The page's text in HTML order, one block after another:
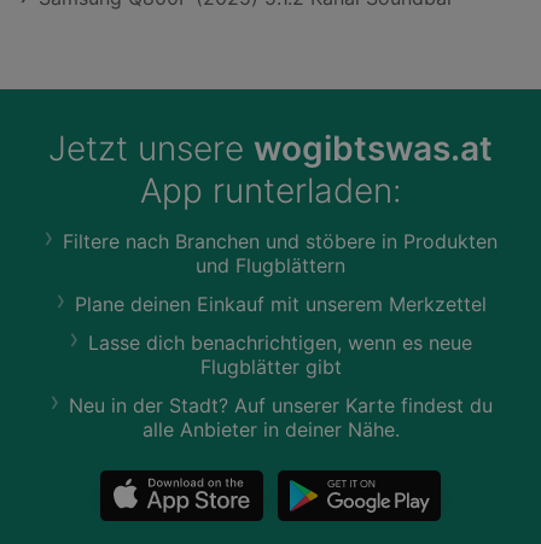
Jetzt unsere wogibtswas.at
App runterladen:
Filtere nach Branchen und stöbere in Produkten
und Flugblättern
Plane deinen Einkauf mit unserem Merkzettel
Lasse dich benachrichtigen, wenn es neue
Flugblätter gibt
Neu in der Stadt? Auf unserer Karte findest du
alle Anbieter in deiner Nähe.